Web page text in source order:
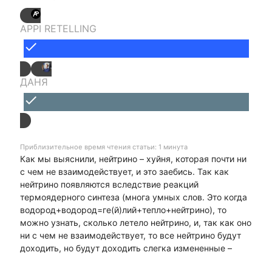
APPI RETELLING
done
ДАНЯ
done
Приблизительное время чтения статьи: 1 минута
Как мы выяснили, нейтрино – хуйня, которая почти ни
с чем не взаимодействует, и это заебись. Так как
нейтрино появляются вследствие реакций
термоядерного синтеза (многа умных слов. Это когда
водород+водород=ге(й)лий+тепло+нейтрино), то
можно узнать, сколько летело нейтрино, и, так как оно
ни с чем не взаимодействует, то все нейтрино будут
доходить, но будут доходить слегка измененные –